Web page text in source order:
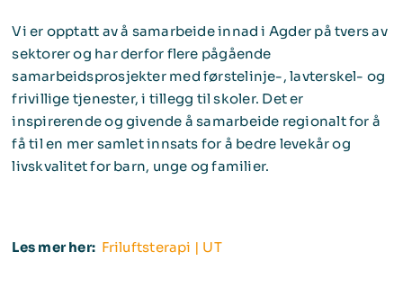
Vi er opptatt av å samarbeide innad i Agder på tvers av
sektorer og har derfor flere pågående
samarbeidsprosjekter med førstelinje-, lavterskel- og
frivillige tjenester, i tillegg til skoler. Det er
inspirerende og givende å samarbeide regionalt for å
få til en mer samlet innsats for å bedre levekår og
livskvalitet for barn, unge og familier.
Les mer her: Friluftsterapi | UT